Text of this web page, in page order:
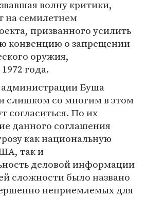
волну критики,
на семилетнем
призванного усилить
конвенцию о запрещении
оружия,
года.
Буша
слишком со многим в этом
согласиться. По их
данного соглашения
как национальную
так и
деловой информации
сложности было названо
неприемлемых для